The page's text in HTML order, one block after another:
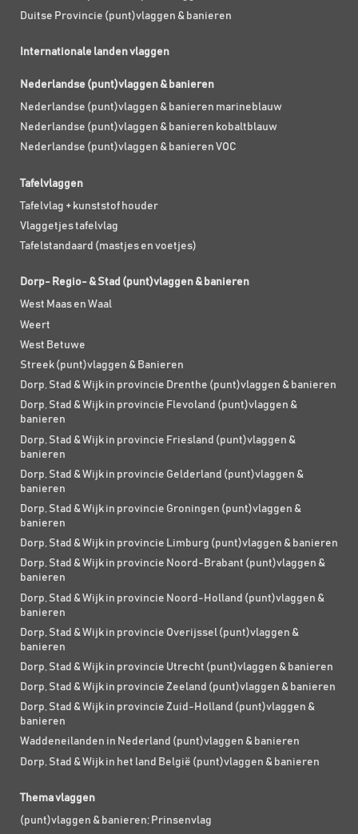
Duitse Provincie (punt)vlaggen & banieren
Internationale landen vlaggen
Nederlandse (punt)vlaggen & banieren
Nederlandse (punt)vlaggen & banieren marineblauw
Nederlandse (punt)vlaggen & banieren kobaltblauw
Nederlandse (punt)vlaggen & banieren VOC
Tafelvlaggen
Tafelvlag + kunststof houder
Vlaggetjes tafelvlag
Tafelstandaard (mastjes en voetjes)
Dorp- Regio- & Stad (punt)vlaggen & banieren
West Maas en Waal
Weert
West Betuwe
Streek (punt)vlaggen & Banieren
Dorp, Stad & Wijk in provincie Drenthe (punt)vlaggen & banieren
Dorp, Stad & Wijk in provincie Flevoland (punt)vlaggen &
banieren
Dorp, Stad & Wijk in provincie Friesland (punt)vlaggen &
banieren
Dorp, Stad & Wijk in provincie Gelderland (punt)vlaggen &
banieren
Dorp, Stad & Wijk in provincie Groningen (punt)vlaggen &
banieren
Dorp, Stad & Wijk in provincie Limburg (punt)vlaggen & banieren
Dorp, Stad & Wijk in provincie Noord-Brabant (punt)vlaggen &
banieren
Dorp, Stad & Wijk in provincie Noord-Holland (punt)vlaggen &
banieren
Dorp, Stad & Wijk in provincie Overijssel (punt)vlaggen &
banieren
Dorp, Stad & Wijk in provincie Utrecht (punt)vlaggen & banieren
Dorp, Stad & Wijk in provincie Zeeland (punt)vlaggen & banieren
Dorp, Stad & Wijk in provincie Zuid-Holland (punt)vlaggen &
banieren
Waddeneilanden in Nederland (punt)vlaggen & banieren
Dorp, Stad & Wijk in het land België (punt)vlaggen & banieren
Thema vlaggen
(punt)vlaggen & banieren; Prinsenvlag